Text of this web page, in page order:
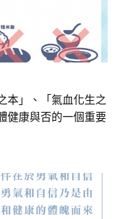
本」、「氣血化生之
健康與否的一個重要